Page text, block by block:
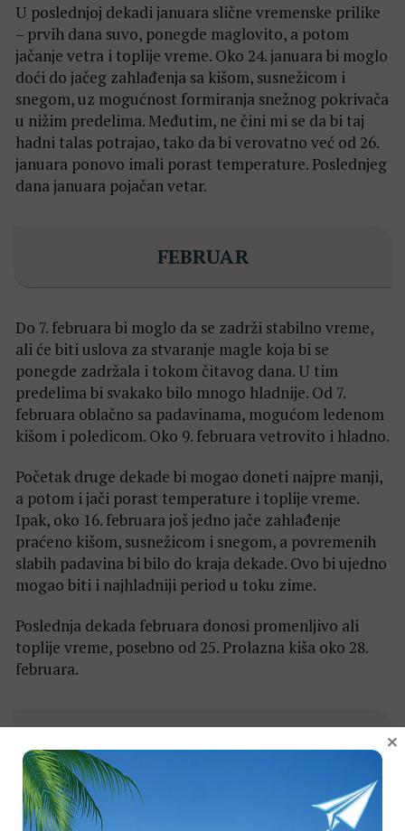
U poslednjoj dekadi januara slične vremenske prilike
– prvih dana suvo, ponegde maglovito, a potom
jačanje vetra i toplije vreme. Oko 24. januara bi moglo
doći do jačeg zahlađenja sa kišom, susnežicom i
snegom, uz mogućnost formiranja snežnog pokrivača
u nižim predelima. Međutim, ne čini mi se da bi taj
hadni talas potrajao, tako da bi verovatno već od 26.
januara ponovo imali porast temperature. Poslednjeg
dana januara pojačan vetar.
FEBRUAR
Do 7. februara bi moglo da se zadrži stabilno vreme,
ali će biti uslova za stvaranje magle koja bi se
ponegde zadržala i tokom čitavog dana. U tim
predelima bi svakako bilo mnogo hladnije. Od 7.
februara oblačno sa padavinama, mogućom ledenom
kišom i poledicom. Oko 9. februara vetrovito i hladno.
Početak druge dekade bi mogao doneti najpre manji,
a potom i jači porast temperature i toplije vreme.
Ipak, oko 16. februara još jedno jače zahlađenje
praćeno kišom, susnežicom i snegom, a povremenih
slabih padavina bi bilo do kraja dekade. Ovo bi ujedno
mogao biti i najhladniji period u toku zime.
Poslednja dekada februara donosi promenljivo ali
toplije vreme, posebno od 25. Prolazna kiša oko 28.
februara.
Prva dekada marta bi bila u skladu sa godišnjim
×